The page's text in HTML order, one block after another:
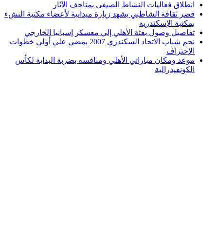
انطلاق فعاليات النشاط الصيفي بمتاحف الآثار
قصر ثقافة الشاطبي يشهد زيارة ميدانية لأعضاء مكتبة النشء
بمكتبة الإسكندرية
تفاصيل وصول بعثة الأهلي إلي معسكر إسبانيا الخارجي
نجم شباب الاتحاد السكندري 2007 يمضي علي أولي خطوات
الإحتراف
موعد ومكان مباراتي الأهلي ومنافسه بضربة البداية لكأس
الكونفيدرالية